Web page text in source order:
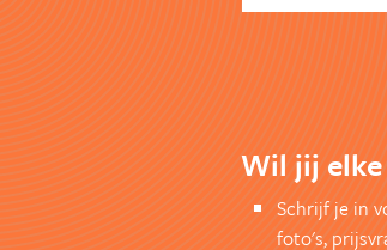
Wil jij
Schrijf je in
foto's,